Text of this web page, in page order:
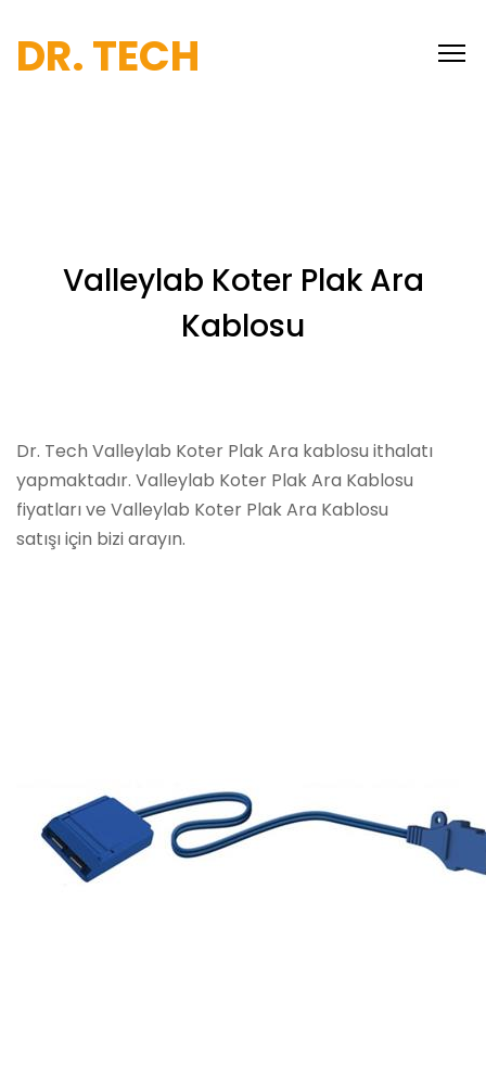
DR. TECH
Valleylab Koter Plak Ara
Kablosu
Dr. Tech Valleylab Koter Plak Ara kablosu ithalatı
yapmaktadır. Valleylab Koter Plak Ara Kablosu
fiyatları ve Valleylab Koter Plak Ara Kablosu
satışı için bizi arayın.